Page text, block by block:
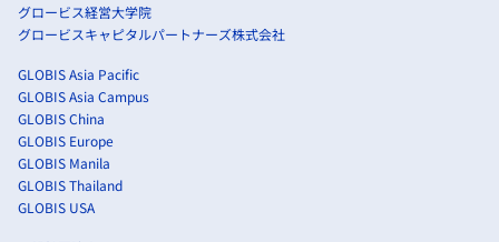
グロービス経営大学院
グロービスキャピタルパートナーズ株式会社
GLOBIS Asia Pacific
GLOBIS Asia Campus
GLOBIS China
GLOBIS Europe
GLOBIS Manila
GLOBIS Thailand
GLOBIS USA